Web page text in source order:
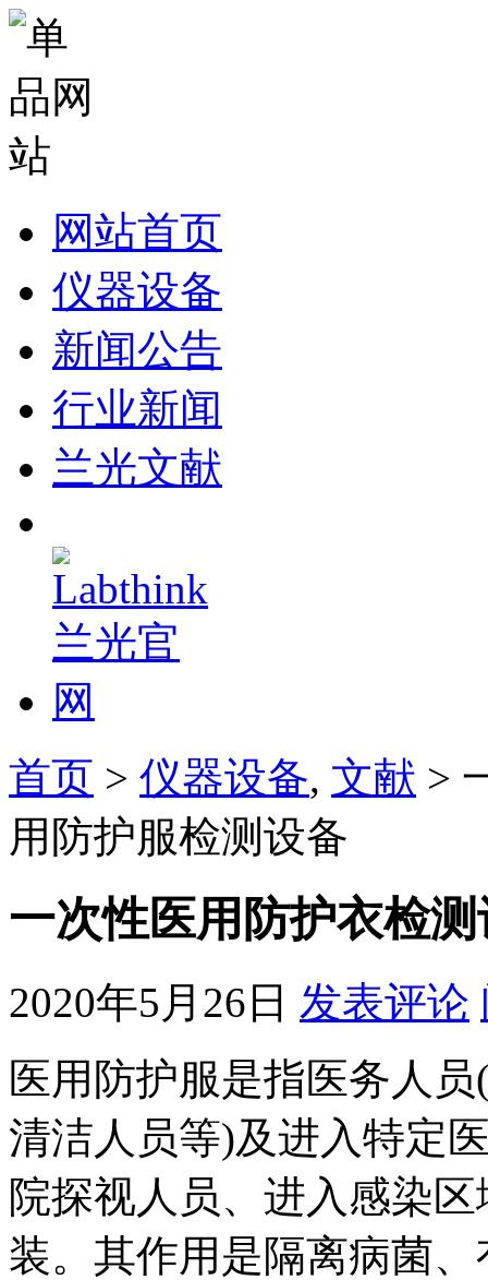
网站首页
仪器设备
新闻公告
行业新闻
兰光文献
首页 > 仪器设备, 文献 >
用防护服检测设备
一次性医用防护衣检
2020年5月26日 发表评论
医用防护服是指医务人
清洁人员等)及进入特定
院探视人员、进入感染
装。其作用是隔离病菌